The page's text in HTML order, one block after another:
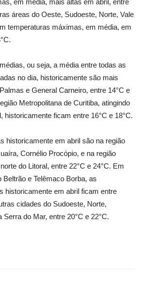
em média, mais altas em abril, entre
áreas do Oeste, Sudoeste, Norte, Vale
temperaturas máximas, em média, em
ou seja, a média entre todas as
no dia, historicamente são mais
e General Carneiro, entre 14°C e
Metropolitana de Curitiba, atingindo
historicamente ficam entre 16°C e 18°C.
historicamente em abril são na região
Cornélio Procópio, e na região
do Litoral, entre 22°C e 24°C. Em
e Telêmaco Borba, as
historicamente em abril ficam entre
cidades do Sudoeste, Norte,
do Mar, entre 20°C e 22°C.